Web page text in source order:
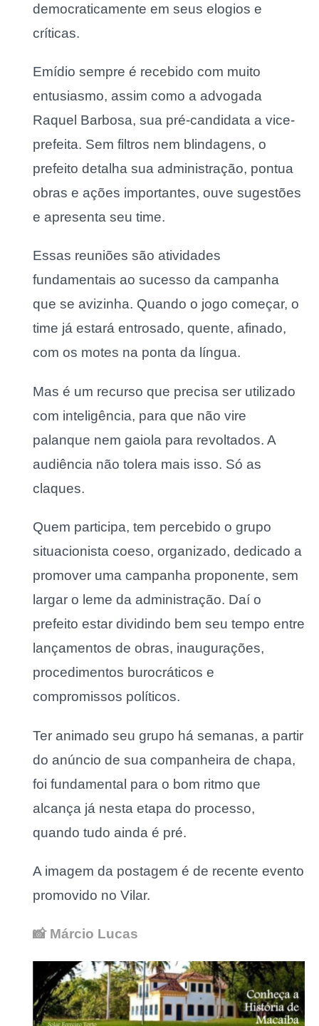
democraticamente em seus elogios e
críticas.
Emídio sempre é recebido com muito
entusiasmo, assim como a advogada
Raquel Barbosa, sua pré-candidata a vice-
prefeita. Sem filtros nem blindagens, o
prefeito detalha sua administração, pontua
obras e ações importantes, ouve sugestões
e apresenta seu time.
Essas reuniões são atividades
fundamentais ao sucesso da campanha
que se avizinha. Quando o jogo começar, o
time já estará entrosado, quente, afinado,
com os motes na ponta da língua.
Mas é um recurso que precisa ser utilizado
com inteligência, para que não vire
palanque nem gaiola para revoltados. A
audiência não tolera mais isso. Só as
claques.
Quem participa, tem percebido o grupo
situacionista coeso, organizado, dedicado a
promover uma campanha proponente, sem
largar o leme da administração. Daí o
prefeito estar dividindo bem seu tempo entre
lançamentos de obras, inaugurações,
procedimentos burocráticos e
compromissos políticos.
Ter animado seu grupo há semanas, a partir
do anúncio de sua companheira de chapa,
foi fundamental para o bom ritmo que
alcança já nesta etapa do processo,
quando tudo ainda é pré.
A imagem da postagem é de recente evento
promovido no Vilar.
📸 Márcio Lucas